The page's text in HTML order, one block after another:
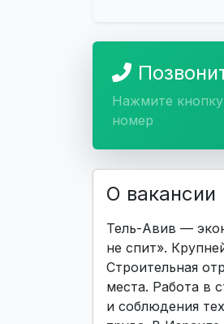
Нажмите кнопку
номер
О вакансии
Тель-Авив —
не спит».
Строительная
места. Работа в
и соблюдения